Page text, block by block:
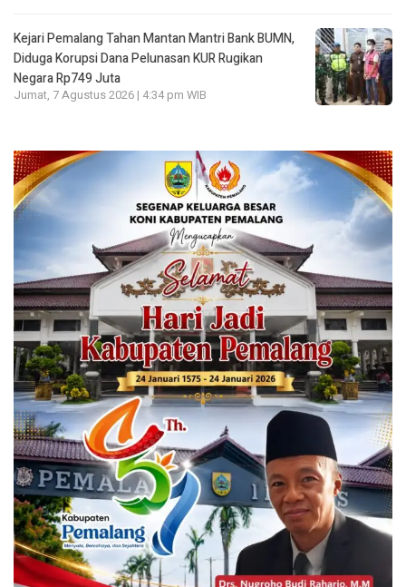
Kejari Pemalang Tahan Mantan Mantri Bank BUMN,
Diduga Korupsi Dana Pelunasan KUR Rugikan
Negara Rp749 Juta
Jumat, 7 Agustus 2026 | 4:34 pm WIB